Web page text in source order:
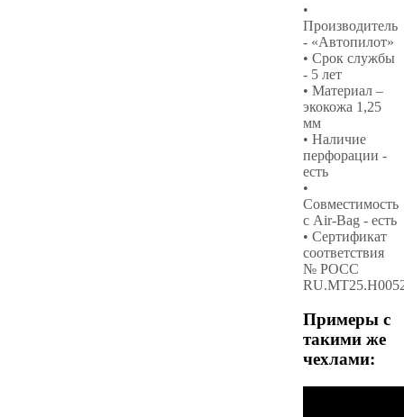
•
Производитель
- «Автопилот»
• Срок службы
- 5 лет
• Материал –
экокожа 1,25
мм
• Наличие
перфорации -
есть
•
Совместимость
с Air-Bag - есть
• Сертификат
соответствия
№ РОСС
Примеры с
такими же
чехлами: